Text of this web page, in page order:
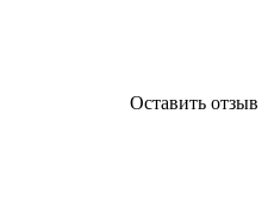
Оставить отзыв